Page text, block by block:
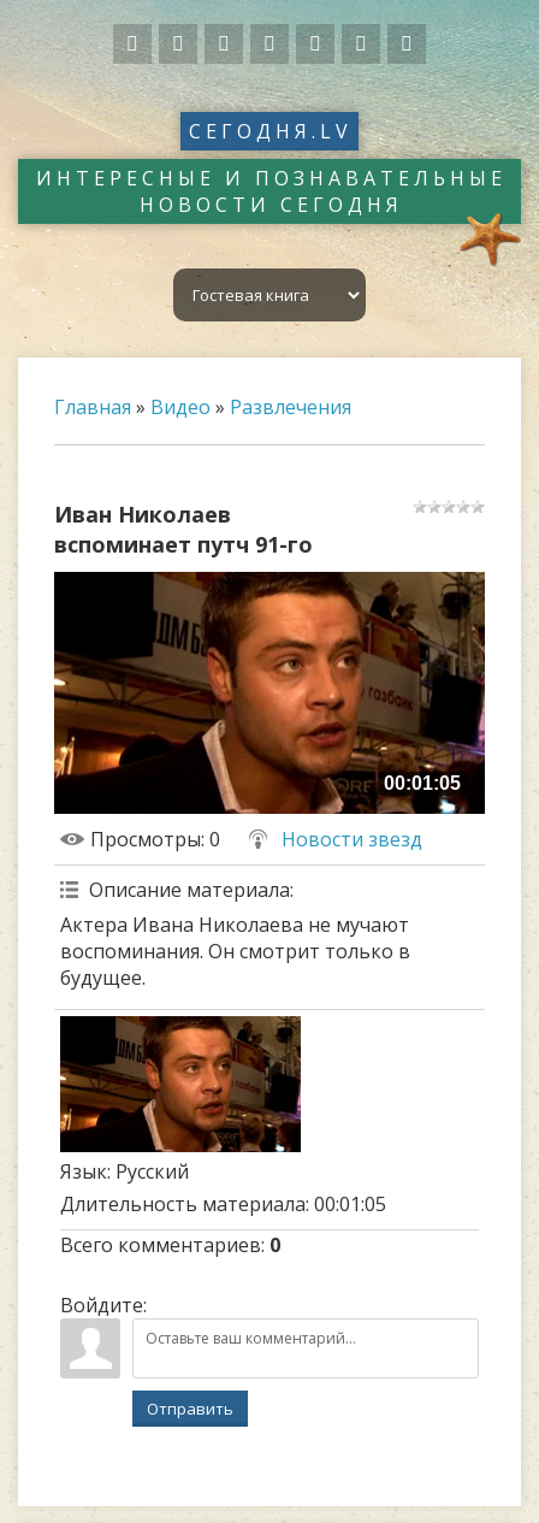
СЕГОДНЯ.LV
ИНТЕРЕСНЫЕ И ПОЗНАВАТЕЛЬНЫЕ
НОВОСТИ СЕГОДНЯ
Главная » Видео » Развлечения
Иван Николаев
вспоминает путч 91-го
00:01:05
Просмотры: 0
Новости звезд
Описание материала:
Актера Ивана Николаева не мучают
воспоминания. Он смотрит только в
будущее.
Язык: Русский
Длительность материала: 00:01:05
Всего комментариев: 0
Войдите:
Отправить